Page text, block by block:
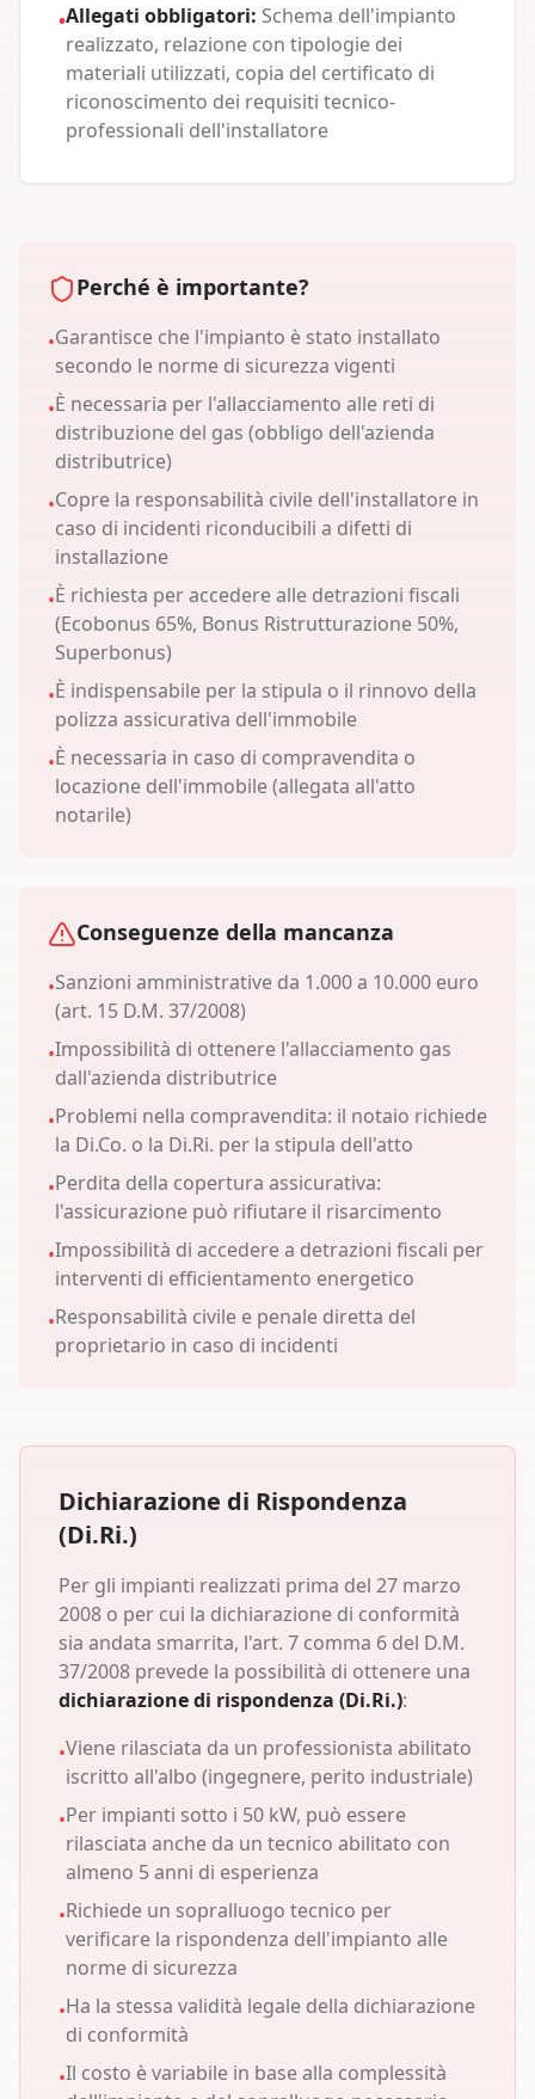
•Allegati obbligatori: Schema dell'impianto
realizzato, relazione con tipologie dei
materiali utilizzati, copia del certificato di
riconoscimento dei requisiti tecnico-
professionali dell'installatore
Perché è importante?
•Garantisce che l'impianto è stato installato
secondo le norme di sicurezza vigenti
•È necessaria per l'allacciamento alle reti di
distribuzione del gas (obbligo dell'azienda
distributrice)
•Copre la responsabilità civile dell'installatore in
caso di incidenti riconducibili a difetti di
installazione
•È richiesta per accedere alle detrazioni fiscali
(Ecobonus 65%, Bonus Ristrutturazione 50%,
Superbonus)
•È indispensabile per la stipula o il rinnovo della
polizza assicurativa dell'immobile
•È necessaria in caso di compravendita o
locazione dell'immobile (allegata all'atto
notarile)
Conseguenze della mancanza
•Sanzioni amministrative da 1.000 a 10.000 euro
(art. 15 D.M. 37/2008)
•Impossibilità di ottenere l'allacciamento gas
dall'azienda distributrice
•Problemi nella compravendita: il notaio richiede
la Di.Co. o la Di.Ri. per la stipula dell'atto
•Perdita della copertura assicurativa:
l'assicurazione può rifiutare il risarcimento
•Impossibilità di accedere a detrazioni fiscali per
interventi di efficientamento energetico
•Responsabilità civile e penale diretta del
proprietario in caso di incidenti
Dichiarazione di Rispondenza
(Di.Ri.)
Per gli impianti realizzati prima del 27 marzo
2008 o per cui la dichiarazione di conformità
sia andata smarrita, l'art. 7 comma 6 del D.M.
37/2008 prevede la possibilità di ottenere una
dichiarazione di rispondenza (Di.Ri.):
•Viene rilasciata da un professionista abilitato
iscritto all'albo (ingegnere, perito industriale)
•Per impianti sotto i 50 kW, può essere
rilasciata anche da un tecnico abilitato con
almeno 5 anni di esperienza
•Richiede un sopralluogo tecnico per
verificare la rispondenza dell'impianto alle
norme di sicurezza
•Ha la stessa validità legale della dichiarazione
di conformità
•Il costo è variabile in base alla complessità